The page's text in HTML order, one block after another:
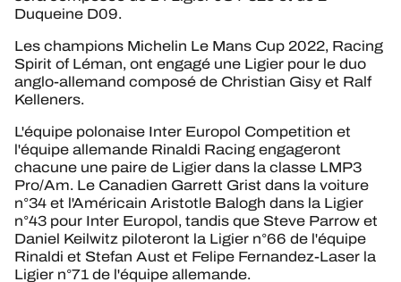
Duqueine D09.
Les champions Michelin Le Mans Cup 2022, Racing
Spirit of Léman, ont engagé une Ligier pour le duo
anglo-allemand composé de Christian Gisy et Ralf
Kelleners.
L'équipe polonaise Inter Europol Competition et
l'équipe allemande Rinaldi Racing engageront
chacune une paire de Ligier dans la classe LMP3
Pro/Am. Le Canadien Garrett Grist dans la voiture
n°34 et l'Américain Aristotle Balogh dans la Ligier
n°43 pour Inter Europol, tandis que Steve Parrow et
Daniel Keilwitz piloteront la Ligier n°66 de l'équipe
Rinaldi et Stefan Aust et Felipe Fernandez-Laser la
Ligier n°71 de l'équipe allemande.